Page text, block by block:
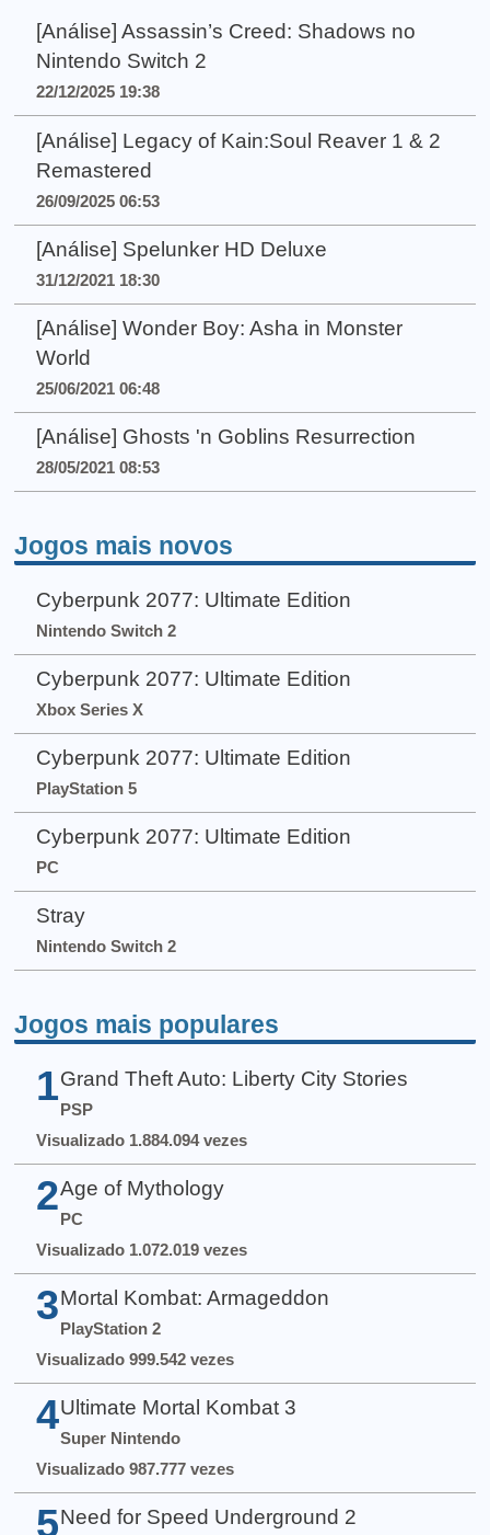
[Análise] Assassin’s Creed: Shadows no
Nintendo Switch 2
22/12/2025 19:38
[Análise] Legacy of Kain:Soul Reaver 1 & 2
Remastered
26/09/2025 06:53
[Análise] Spelunker HD Deluxe
31/12/2021 18:30
[Análise] Wonder Boy: Asha in Monster
World
25/06/2021 06:48
[Análise] Ghosts 'n Goblins Resurrection
28/05/2021 08:53
Jogos mais novos
Cyberpunk 2077: Ultimate Edition
Nintendo Switch 2
Cyberpunk 2077: Ultimate Edition
Xbox Series X
Cyberpunk 2077: Ultimate Edition
PlayStation 5
Cyberpunk 2077: Ultimate Edition
PC
Stray
Nintendo Switch 2
Jogos mais populares
1 Grand Theft Auto: Liberty City Stories
PSP
Visualizado 1.884.094 vezes
2 Age of Mythology
PC
Visualizado 1.072.019 vezes
3 Mortal Kombat: Armageddon
PlayStation 2
Visualizado 999.542 vezes
4 Ultimate Mortal Kombat 3
Super Nintendo
Visualizado 987.777 vezes
5 Need for Speed Underground 2